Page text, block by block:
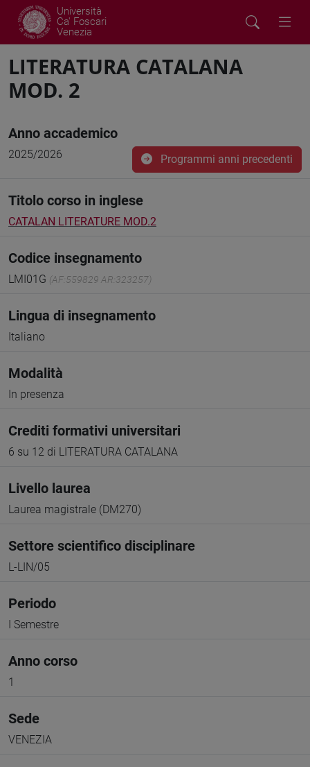
Università
Ca' Foscari
Venezia
LITERATURA CATALANA
MOD. 2
Anno accademico
2025/2026 Programmi anni precedenti
Titolo corso in inglese
CATALAN LITERATURE MOD.2
Codice insegnamento
LMI01G (AF:559829 AR:323257)
Lingua di insegnamento
Italiano
Modalità
In presenza
Crediti formativi universitari
6 su 12 di LITERATURA CATALANA
Livello laurea
Laurea magistrale (DM270)
Settore scientifico disciplinare
L-LIN/05
Periodo
I Semestre
Anno corso
1
Sede
VENEZIA